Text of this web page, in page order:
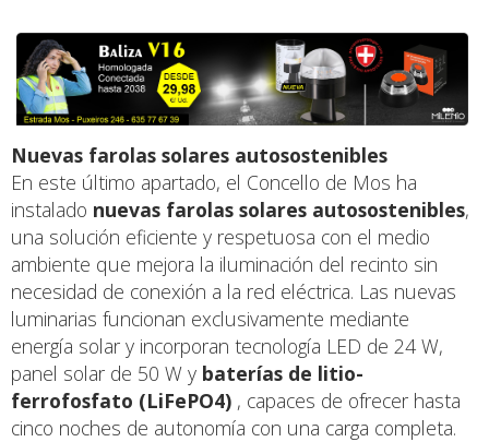
Nuevas farolas solares autosostenibles
En este último apartado, el Concello de Mos ha
instalado nuevas farolas solares autosostenibles,
una solución eficiente y respetuosa con el medio
ambiente que mejora la iluminación del recinto sin
necesidad de conexión a la red eléctrica. Las nuevas
luminarias funcionan exclusivamente mediante
energía solar y incorporan tecnología LED de 24 W,
panel solar de 50 W y baterías de litio-
ferrofosfato (LiFePO4) , capaces de ofrecer hasta
cinco noches de autonomía con una carga completa.